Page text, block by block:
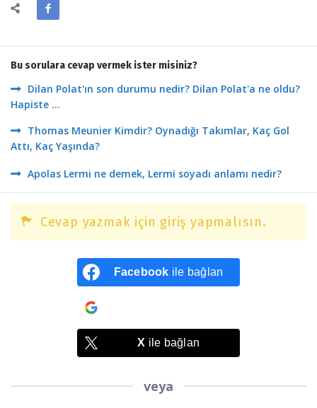
Bu sorulara cevap vermek ister misiniz?
Dilan Polat'ın son durumu nedir? Dilan Polat'a ne oldu?
Hapiste ...
Thomas Meunier Kimdir? Oynadığı Takımlar, Kaç Gol
Attı, Kaç Yaşında?
Apolas Lermi ne demek, Lermi soyadı anlamı nedir?
Cevap yazmak için giriş yapmalısın.
Facebook ile bağlan
X ile bağlan
veya